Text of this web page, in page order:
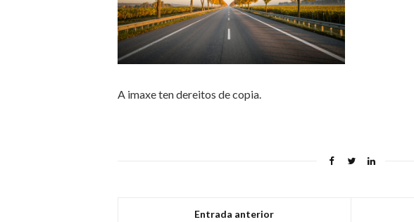
A imaxe ten dereitos de copia.
Entrada anterior